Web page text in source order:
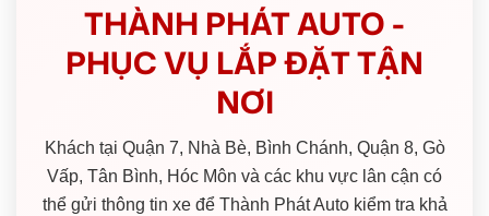
THÀNH PHÁT AUTO -
PHỤC VỤ LẮP ĐẶT TẬN
NƠI
Khách tại Quận 7, Nhà Bè, Bình Chánh, Quận 8, Gò
Vấp, Tân Bình, Hóc Môn và các khu vực lân cận có
thể gửi thông tin xe để Thành Phát Auto kiểm tra khả